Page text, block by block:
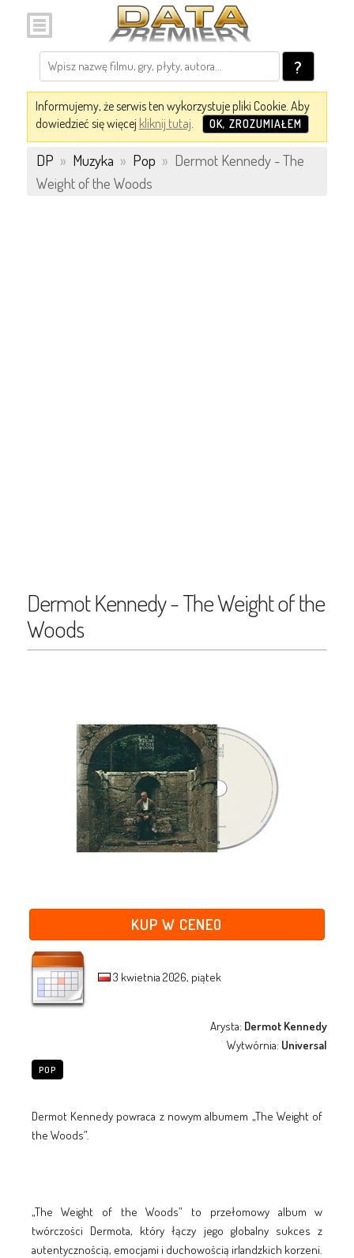
?
Informujemy, że serwis ten wykorzystuje pliki Cookie. Aby
dowiedzieć się więcej kliknij tutaj. OK, ZROZUMIAŁEM
DP » Muzyka » Pop » Dermot Kennedy - The
Weight of the Woods
Dermot Kennedy - The Weight of the
Woods
KUP W CENEO
3 kwietnia 2026, piątek
Arysta: Dermot Kennedy
Wytwórnia: Universal
POP
Dermot Kennedy powraca z nowym albumem „The Weight of
the Woods”.
„The Weight of the Woods” to przełomowy album w
twórczości Dermota, który łączy jego globalny sukces z
autentycznością, emocjami i duchowością irlandzkich korzeni.